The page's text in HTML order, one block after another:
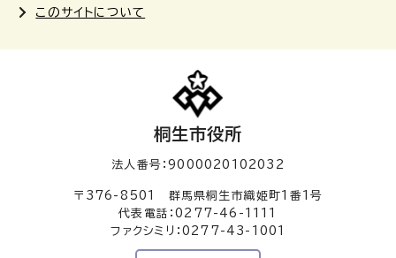
このサイトについて
桐生市役所
法人番号：9000020102032
〒376-8501 群馬県桐生市織姫町1番1号
代表電話：0277-46-1111
ファクシミリ：0277-43-1001